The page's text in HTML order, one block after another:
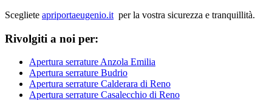
Scegliete apriportaeugenio.it per la vostra sicurezza e tranquillità.
Rivolgiti a noi per:
Apertura serrature Anzola Emilia
Apertura serrature Budrio
Apertura serrature Calderara di Reno
Apertura serrature Casalecchio di Reno